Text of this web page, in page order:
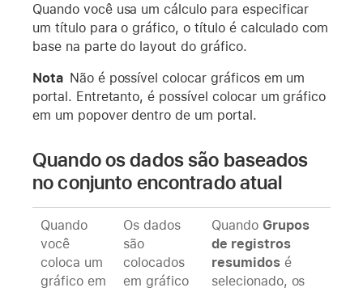
Quando você usa um cálculo para especificar
um título para o gráfico, o título é calculado com
base na parte do layout do gráfico.
Nota Não é possível colocar gráficos em um
portal. Entretanto, é possível colocar um gráfico
em um popover dentro de um portal.
Quando os dados são baseados
no conjunto encontrado atual
Quando
você
coloca um
gráfico em
Os dados
são
colocados
em gráfico
Quando Grupos
de registros
resumidosé
selecionado, os